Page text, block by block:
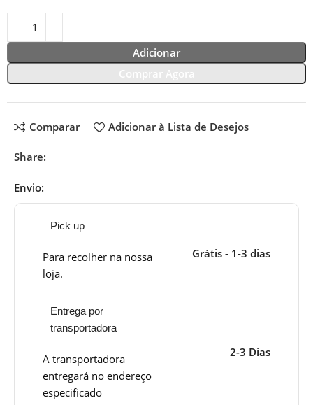
Adicionar
Comparar Adicionar à Lista de Desejos
Share:
Envio:
Pick up
Para recolher na nossa
loja.
Grátis - 1-3 dias
Entrega por
transportadora
A transportadora
entregará no endereço
especificado
2-3 Dias